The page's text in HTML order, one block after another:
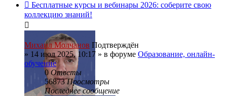
Бесплатные курсы и вебинары 2026: соберите свою
коллекцию знаний!
Михаил Молчанов Подтверждён
» 14 июл 2025, 10:17 » в форуме Образование, онлайн-
обучение
0 Ответы
56873Просмотры
Последнее сообщение